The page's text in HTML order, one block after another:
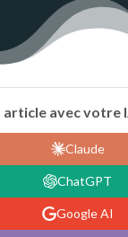
article avec votre
Claude
ChatGPT
Google AI